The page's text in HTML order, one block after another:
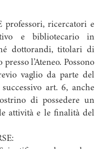
professori, ricercatori e
e bibliotecario in
dottorandi, titolari di
l’Ateneo. Possono
vaglio da parte del
art. 6, anche
di possedere un
attività e le finalità del